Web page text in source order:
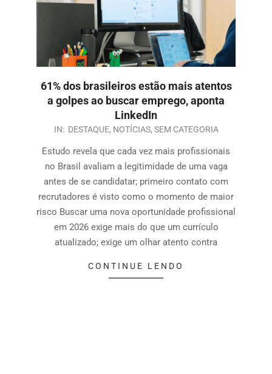
61% dos brasileiros estão mais atentos
a golpes ao buscar emprego, aponta
LinkedIn
IN: DESTAQUE, NOTÍCIAS, SEM CATEGORIA
Estudo revela que cada vez mais profissionais
no Brasil avaliam a legitimidade de uma vaga
antes de se candidatar; primeiro contato com
recrutadores é visto como o momento de maior
risco Buscar uma nova oportunidade profissional
em 2026 exige mais do que um currículo
atualizado; exige um olhar atento contra
CONTINUE LENDO